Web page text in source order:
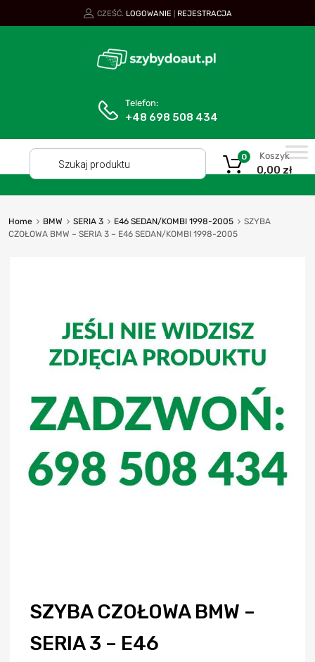
CZEŚĆ. LOGOWANIE REJESTRACJA
Telefon:
+48 698 508 434
Koszyk
0,00 zł
0
Home BMW SERIA 3 E46 SEDAN/KOMBI 1998-2005
SZYBA
CZOŁOWA BMW – SERIA 3 – E46 SEDAN/KOMBI 1998-2005
SZYBA CZOŁOWA BMW –
SERIA 3 – E46